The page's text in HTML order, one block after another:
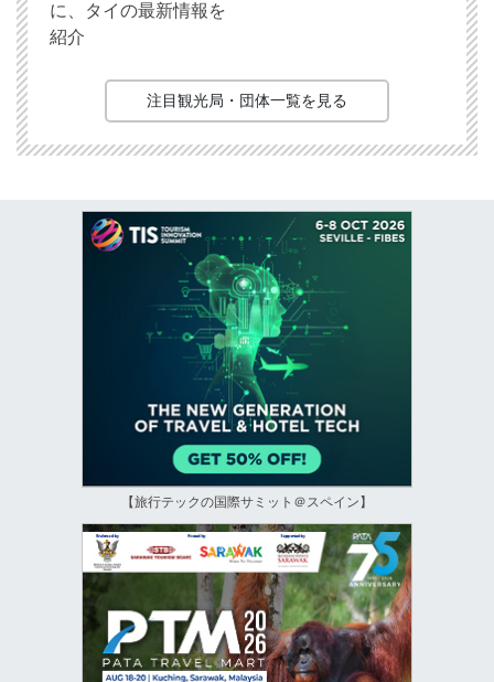
に、タイの最新情報を
紹介
注目観光局・団体一覧を見る
【旅行テックの国際サミット＠スペイン】